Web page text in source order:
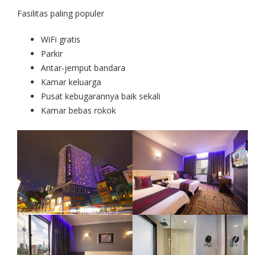
Fasilitas paling populer
WiFi gratis
Parkir
Antar-jemput bandara
Kamar keluarga
Pusat kebugarannya baik sekali
Kamar bebas rokok